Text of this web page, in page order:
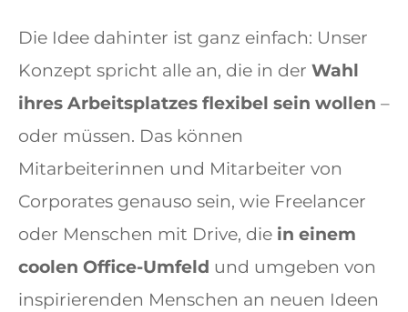
Die Idee dahinter ist ganz einfach: Unser
Konzept spricht alle an, die in der Wahl
ihres Arbeitsplatzes flexibel sein wollen –
oder müssen. Das können
Mitarbeiterinnen und Mitarbeiter von
Corporates genauso sein, wie Freelancer
oder Menschen mit Drive, die in einem
coolen Office-Umfeld und umgeben von
inspirierenden Menschen an neuen Ideen